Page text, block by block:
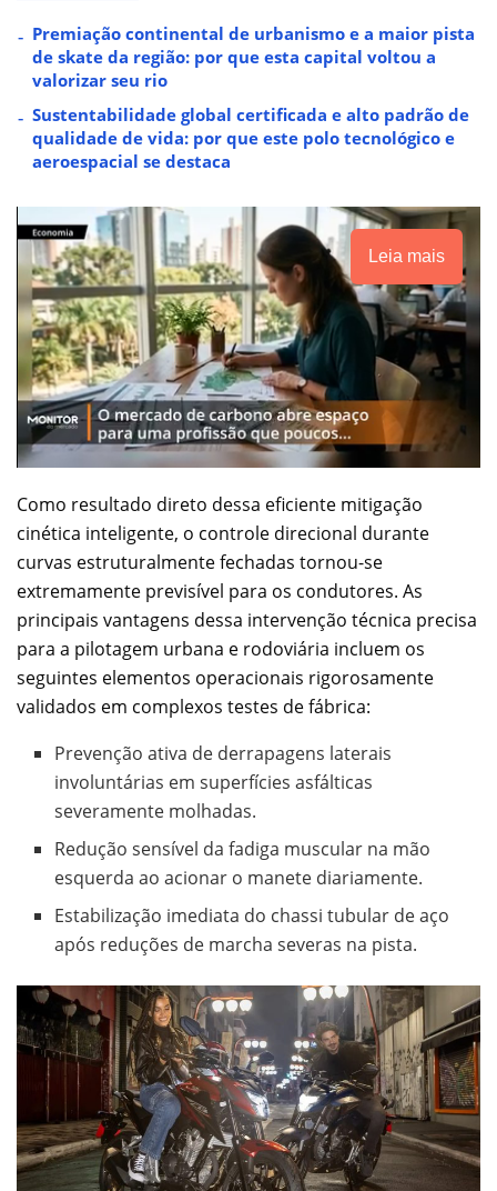
Premiação continental de urbanismo e a maior pista
de skate da região: por que esta capital voltou a
valorizar seu rio
Sustentabilidade global certificada e alto padrão de
qualidade de vida: por que este polo tecnológico e
aeroespacial se destaca
Leia mais
Como resultado direto dessa eficiente mitigação
cinética inteligente, o controle direcional durante
curvas estruturalmente fechadas tornou-se
extremamente previsível para os condutores. As
principais vantagens dessa intervenção técnica precisa
para a pilotagem urbana e rodoviária incluem os
seguintes elementos operacionais rigorosamente
validados em complexos testes de fábrica:
Prevenção ativa de derrapagens laterais
involuntárias em superfícies asfálticas
severamente molhadas.
Redução sensível da fadiga muscular na mão
esquerda ao acionar o manete diariamente.
Estabilização imediata do chassi tubular de aço
após reduções de marcha severas na pista.